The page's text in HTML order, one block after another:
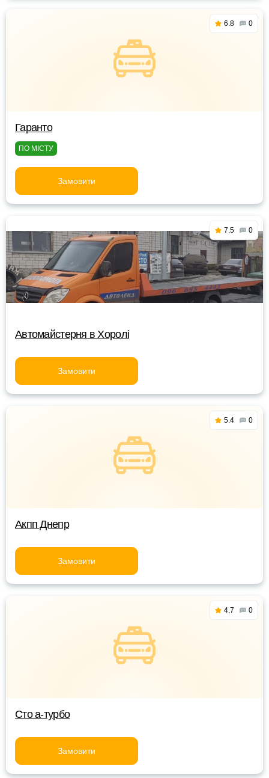
6.8 0
Гаранто
ПО МІСТУ
Замовити
7.5 0
Автомайстерня в Хоролі
Замовити
5.4 0
Акпп Днепр
Замовити
4.7 0
Сто а-турбо
Замовити